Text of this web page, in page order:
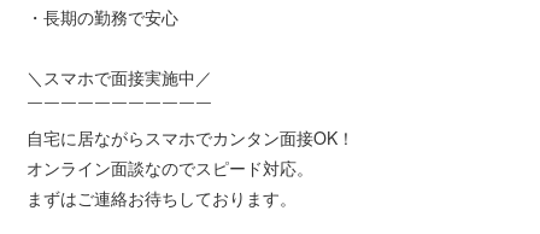
・長期の勤務で安心
＼スマホで面接実施中／
￣￣￣￣￣￣￣￣￣￣￣
自宅に居ながらスマホでカンタン面接OK！
オンライン面談なのでスピード対応。
まずはご連絡お待ちしております。